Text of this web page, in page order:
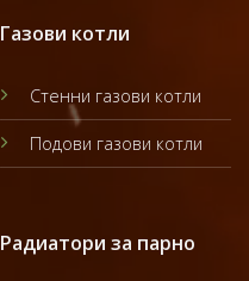
Газови котли
Стенни газови котли
Подови газови котли
Радиатори за парно